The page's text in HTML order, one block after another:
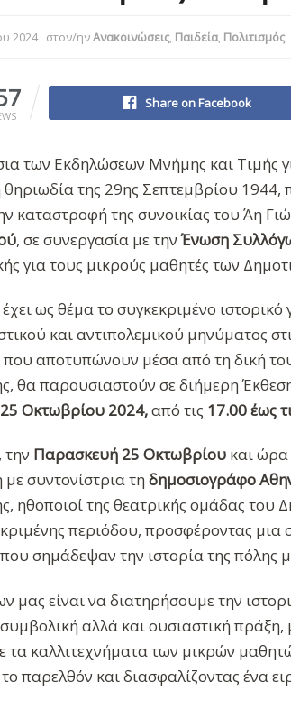
2024 στον/ηνΑνακοινώσεις, Παιδεία, Πολιτισμός
Share on Facebook
των Εκδηλώσεων Μνήμης και
θηριωδία της 29ης Σεπτεμβρίου
καταστροφή της συνοικίας του Άη
, σε συνεργασία με τηνΈνωση
για τους μικρούς μαθητές των
ως θέμα το συγκεκριμένο
και αντιπολεμικού μηνύματος
αποτυπώνουν μέσα από τη δική
θα παρουσιαστούν σε διήμερη
Οκτωβρίου 2024,από τις 17.00 έως
την Παρασκευή 25 Οκτωβρίου και ώρα
συντονίστρια τη δημοσιογράφο
ηθοποιοί της θεατρικής ομάδας
περιόδου, προσφέροντας μια
σημάδεψαν την ιστορία της πόλης
μας είναι να διατηρήσουμε την
συμβολική αλλά και ουσιαστική
καλλιτεχνήματα των μικρών
παρελθόν και διασφαλίζοντας ένα